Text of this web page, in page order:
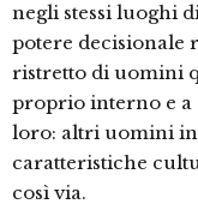
negli stessi luoghi
potere decisionale
ristretto di uomini
proprio interno e a
loro: altri uomini
caratteristiche
così via.